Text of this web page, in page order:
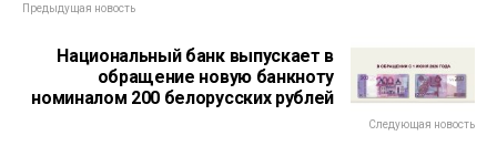
Предыдущая новость
Национальный банк выпускает в
обращение новую банкноту
номиналом 200 белорусских рублей
Следующая новость